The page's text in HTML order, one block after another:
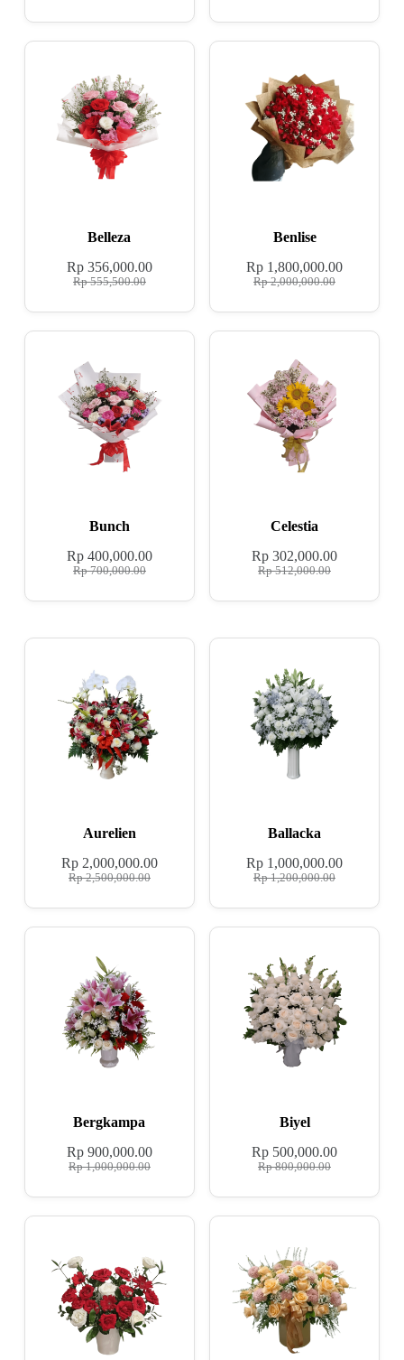
Belleza
Rp555,500.00
Rp356,000.00
Benlise
Rp2,000,000.00
Rp 1,800,000.00
Bunch
Rp700,000.00
Rp400,000.00
Celestia
Rp512,000.00
Rp 302,000.00
Aurelien
Rp2,500,000.00
Rp2,000,000.00
Ballacka
Rp1,200,000.00
Rp 1,000,000.00
Bergkampa
Rp1,000,000.00
Rp900,000.00
Biyel
Rp800,000.00
Rp 500,000.00